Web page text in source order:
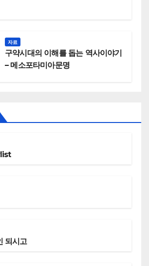
자료
구약시대의 이해를 돕는 역사이야기
– 메소포타미아문명
되시고